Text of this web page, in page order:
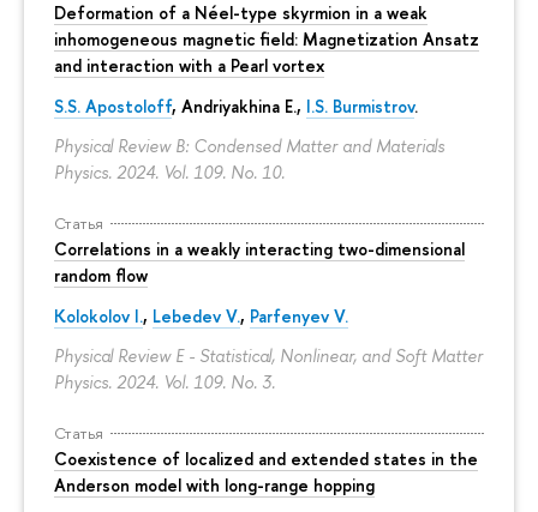
Deformation of a Néel-type skyrmion in a weak
inhomogeneous magnetic field: Magnetization Ansatz
and interaction with a Pearl vortex
S.S. Apostoloff, Andriyakhina E., I.S. Burmistrov.
Physical Review B: Condensed Matter and Materials
Physics. 2024. Vol. 109. No. 10.
Статья
Correlations in a weakly interacting two-dimensional
random flow
Kolokolov I., Lebedev V., Parfenyev V.
Physical Review E - Statistical, Nonlinear, and Soft Matter
Physics. 2024. Vol. 109. No. 3.
Статья
Coexistence of localized and extended states in the
Anderson model with long-range hopping